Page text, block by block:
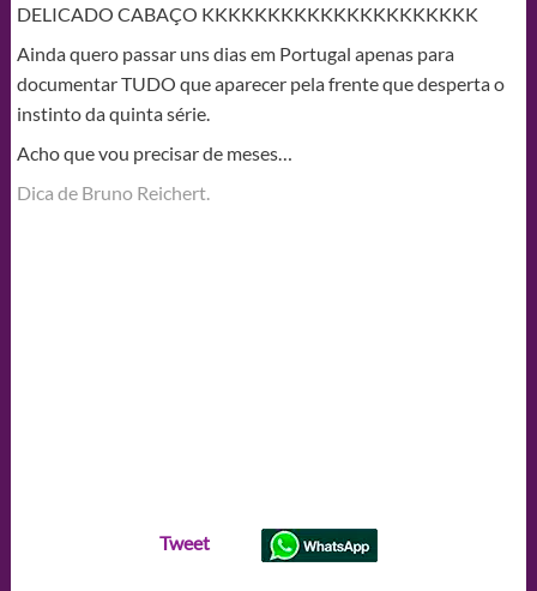
DELICADO CABAÇO KKKKKKKKKKKKKKKKKKKKK
Ainda quero passar uns dias em Portugal apenas para
documentar TUDO que aparecer pela frente que desperta o
instinto da quinta série.
Acho que vou precisar de meses…
Dica de Bruno Reichert.
Tweet